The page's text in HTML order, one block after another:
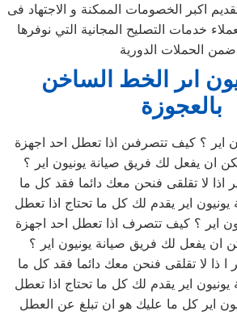
اكبر الخصومات الممكنة و الاجتهاد فى
خدمات التصليح المجانية التي نوفرها
اىر الخط الساخن
بالعجوزة
ان يفعل لك فريق صيانة يونيون اير ؟
اذا لا تقلقى فنحن معك دائما فقد كل ما
يونيون اير يقدم لك كل ما تحتاج اذا تعطل
اير ؟ كيف تتصرف اذا تعطل احد اجهزة
ان يفعل لك فريق صيانة يونيون اير ؟
ا ذا لا تقلقى فنحن معك دائما فقد كل ما
يونيون اير يقدم لك كل ما تحتاج اذا تعطل
اير كل ما عليك هو ان تبلغ عن العطل